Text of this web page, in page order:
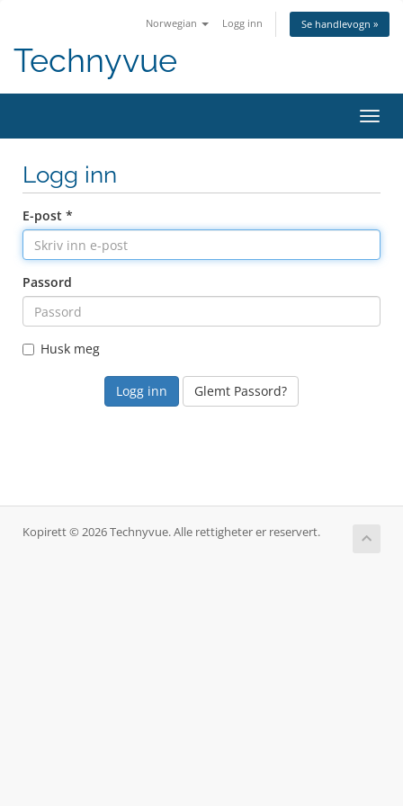
Norwegian Logg inn Se handlevogn »
Technyvue
Bytt
Logg inn
E-post *
Passord
Husk meg
Glemt Passord?
Kopirett © 2026 Technyvue. Alle rettigheter er reservert.